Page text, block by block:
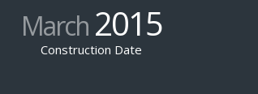
March 2015
Construction Date